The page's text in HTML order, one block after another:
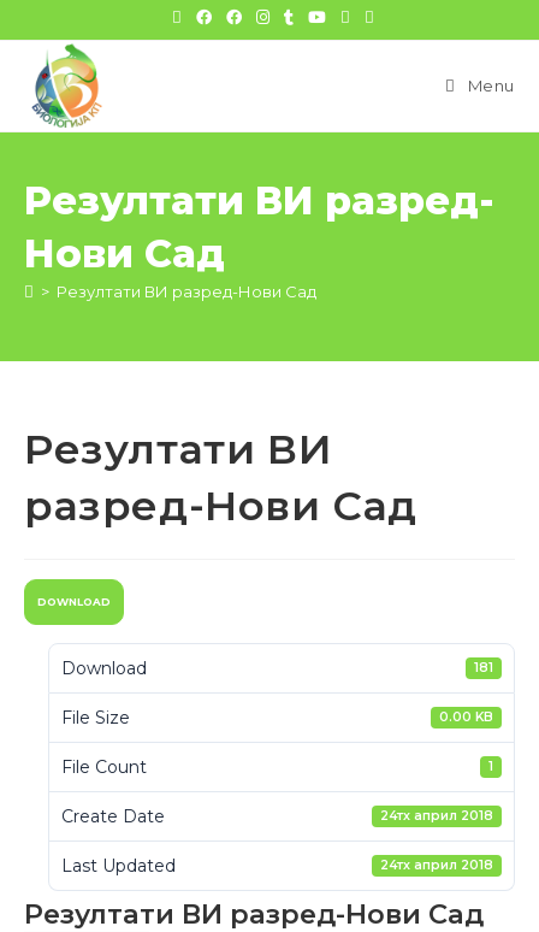
Menu
Резултати ВИ разред-
Нови Сад
> Резултати ВИ разред-Нови Сад
Резултати ВИ
разред-Нови Сад
DOWNLOAD
Download 181
File Size 0.00 KB
File Count 1
Create Date 24тх април 2018
Last Updated 24тх април 2018
Резултати ВИ разред-Нови Сад